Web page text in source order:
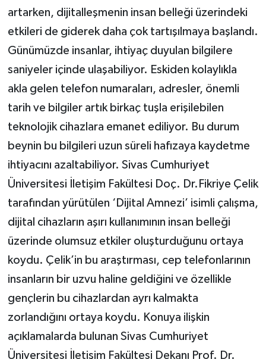
artarken, dijitalleşmenin insan belleği üzerindeki
etkileri de giderek daha çok tartışılmaya başlandı.
Günümüzde insanlar, ihtiyaç duyulan bilgilere
saniyeler içinde ulaşabiliyor. Eskiden kolaylıkla
akla gelen telefon numaraları, adresler, önemli
tarih ve bilgiler artık birkaç tuşla erişilebilen
teknolojik cihazlara emanet ediliyor. Bu durum
beynin bu bilgileri uzun süreli hafızaya kaydetme
ihtiyacını azaltabiliyor. Sivas Cumhuriyet
Üniversitesi İletişim Fakültesi Doç. Dr.Fikriye Çelik
tarafından yürütülen ‘Dijital Amnezi’ isimli çalışma,
dijital cihazların aşırı kullanımının insan belleği
üzerinde olumsuz etkiler oluşturduğunu ortaya
koydu. Çelik’in bu araştırması, cep telefonlarının
insanların bir uzvu haline geldiğini ve özellikle
gençlerin bu cihazlardan ayrı kalmakta
zorlandığını ortaya koydu. Konuya ilişkin
açıklamalarda bulunan Sivas Cumhuriyet
Üniversitesi İletişim Fakültesi Dekanı Prof. Dr.